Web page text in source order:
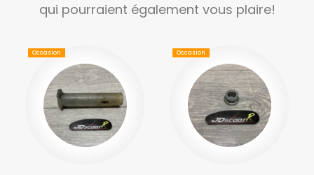
qui pourraient également vous plaire!
Occasion Occasion